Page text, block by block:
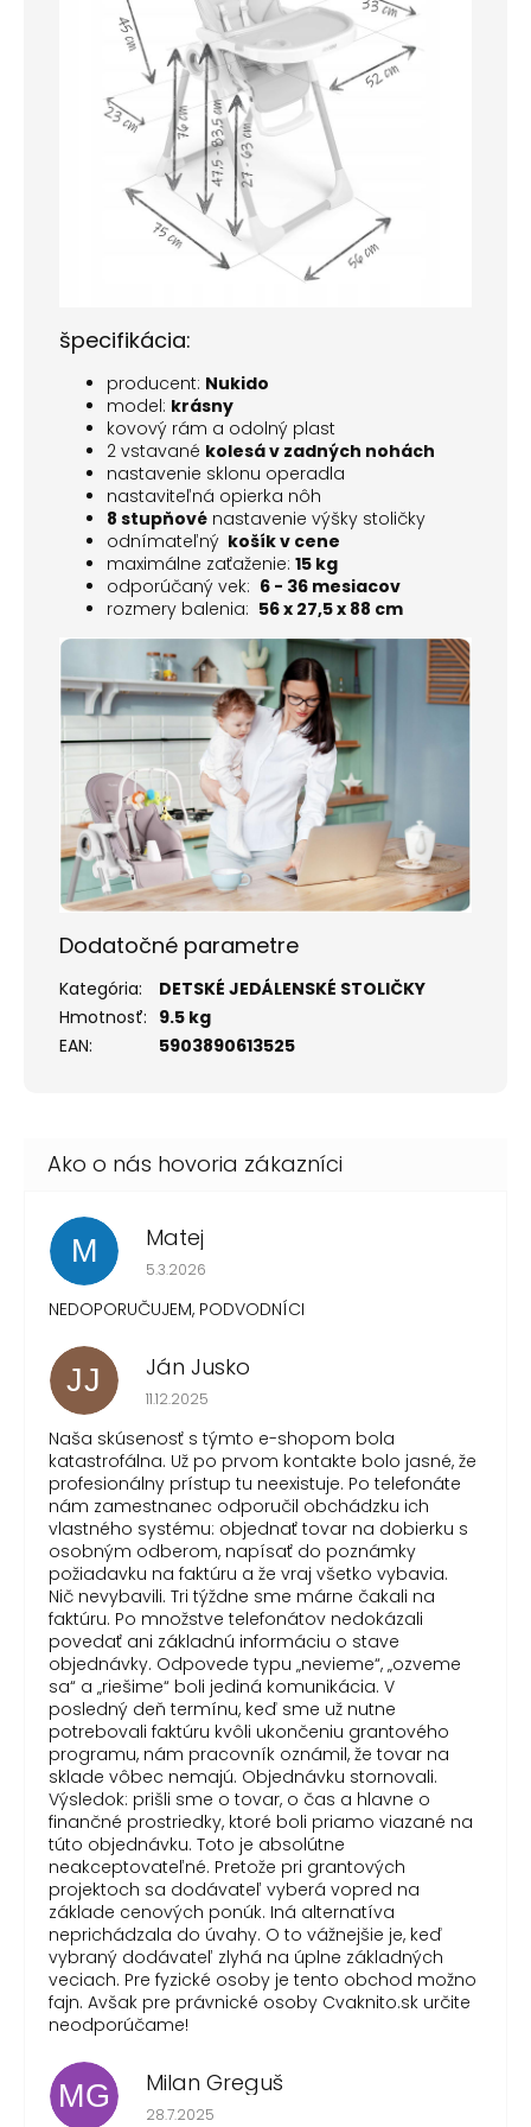
špecifikácia:
producent: Nukido
model: krásny
kovový rám a odolný plast
2 vstavané kolesá v zadných nohách
nastavenie sklonu operadla
nastaviteľná opierka nôh
8 stupňové nastavenie výšky stoličky
odnímateľný košík v cene
maximálne zaťaženie: 15 kg
odporúčaný vek: 6 - 36 mesiacov
rozmery balenia: 56 x 27,5 x 88 cm
Dodatočné parametre
Kategória:
DETSKÉ JEDÁLENSKÉ STOLIČKY
Hmotnosť: 9.5 kg
EAN: 5903890613525
M Matej
Hodnotenie obchodu je 1 z 5 hviezdičiek.
5.3.2026
NEDOPORUČUJEM, PODVODNÍCI
JJ Ján Jusko
Hodnotenie obchodu je 1 z 5 hviezdičiek.
11.12.2025
Naša skúsenosť s týmto e-shopom bola
katastrofálna. Už po prvom kontakte bolo jasné, že
profesionálny prístup tu neexistuje. Po telefonáte
nám zamestnanec odporučil obchádzku ich
vlastného systému: objednať tovar na dobierku s
osobným odberom, napísať do poznámky
požiadavku na faktúru a že vraj všetko vybavia.
Nič nevybavili. Tri týždne sme márne čakali na
faktúru. Po množstve telefonátov nedokázali
povedať ani základnú informáciu o stave
objednávky. Odpovede typu „nevieme“, „ozveme
sa“ a „riešime“ boli jediná komunikácia. V
posledný deň termínu, keď sme už nutne
potrebovali faktúru kvôli ukončeniu grantového
programu, nám pracovník oznámil, že tovar na
sklade vôbec nemajú. Objednávku stornovali.
Výsledok: prišli sme o tovar, o čas a hlavne o
finančné prostriedky, ktoré boli priamo viazané na
túto objednávku. Toto je absolútne
neakceptovateľné. Pretože pri grantových
projektoch sa dodávateľ vyberá vopred na
základe cenových ponúk. Iná alternatíva
neprichádzala do úvahy. O to vážnejšie je, keď
vybraný dodávateľ zlyhá na úplne základných
veciach. Pre fyzické osoby je tento obchod možno
fajn. Avšak pre právnické osoby Cvaknito.sk určite
neodporúčame!
MG Milan Greguš
Hodnotenie obchodu je 5 z 5 hviezdičiek.
28.7.2025